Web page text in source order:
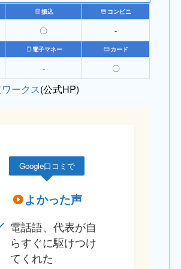
振込 コンビニ
〇 ‐
電子マネー カード
‐ 〇
ークス(公式HP)
Google口コミで
よかった声
電話語、代表が自
らすぐに駆けつけ
てくれた